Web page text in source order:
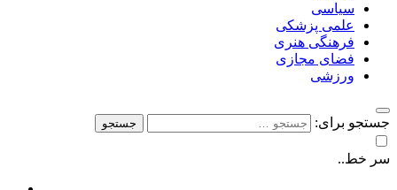
سیاسی
علمی پزشکی
فرهنگی هنری
فضای مجازی
ورزشی
جستجو برای:
سر خط..